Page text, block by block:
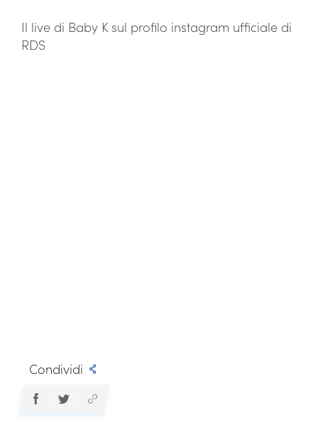
Il live di Baby K sul profilo instagram ufficiale di
RDS
Condividi